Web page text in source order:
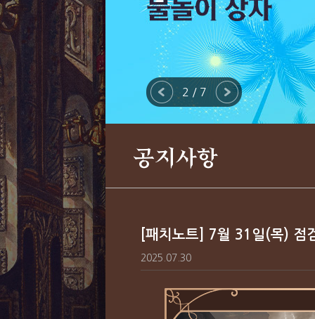
2 / 7
공지사항
[패치노트] 7월 31일(목) 점
2025.07.30